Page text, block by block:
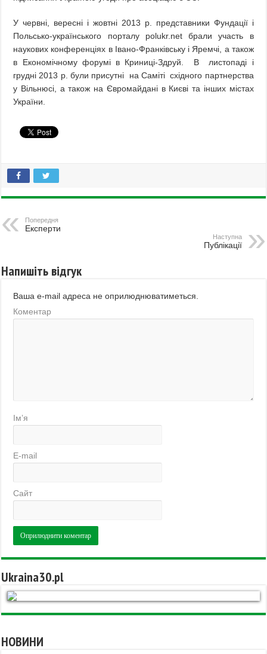
У червні, вересні i жовтні 2013 р. представники Фундації і
Польсько-українського порталу polukr.net брали участь в
наукових конференціях в Івано-Франківську і Яремчі, а також
в Економічному форумі в Криниці-Здруй. В листопаді і
грудні 2013 р. були присутні на Саміті східного партнерства
у Вільнюсі, а також на Євромайдані в Києві та інших містах
України.
Попередня
Експерти
Наступна
Публікації
Напишіть відгук
Ваша e-mail адреса не оприлюднюватиметься.
Коментар
Ім’я
E-mail
Сайт
Ukraina30.pl
НОВИНИ